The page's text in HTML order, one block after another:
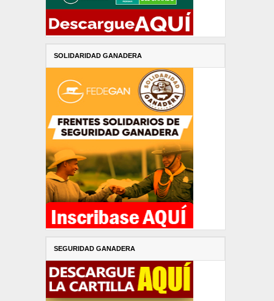
SOLIDARIDAD GANADERA
SEGURIDAD GANADERA